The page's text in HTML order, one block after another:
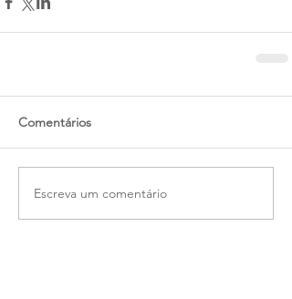
Comentários
Escreva um comentário